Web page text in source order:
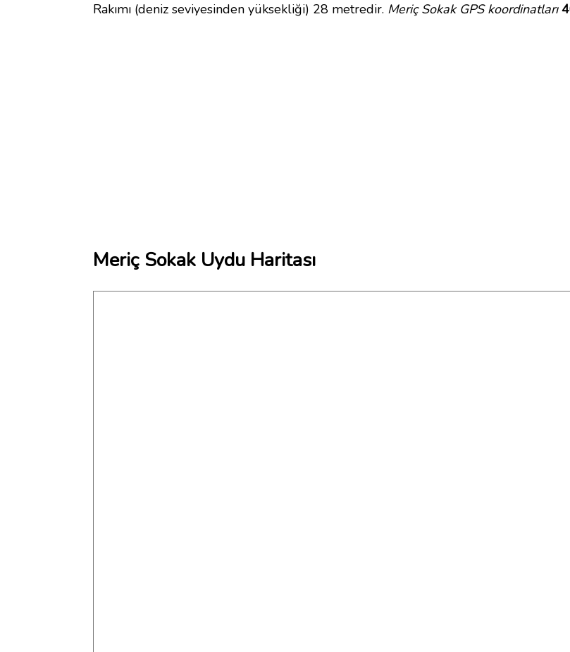
Rakımı (deniz seviyesinden yüksekliği) 28 metredir. Meriç Sokak GPS koordinatları
Meriç Sokak Uydu Haritası